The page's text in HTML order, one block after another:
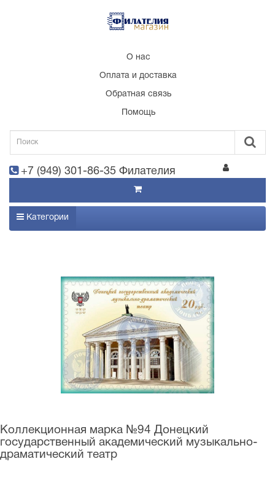
О нас
Оплата и доставка
Обратная связь
Помощь
+7 (949) 301-86-35 Филателия
Категории
Коллекционная марка №94 Донецкий
государственный академический музыкально-
драматический театр